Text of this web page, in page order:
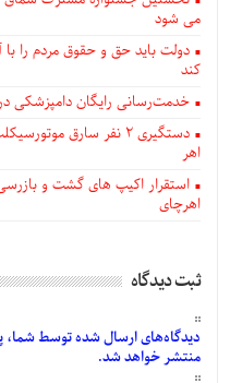
می شود
دولت باید حق و حقوق مردم را با
کند
خدمت‌رسانی رایگان دامپزشکی
دستگيری ۲ نفر سارق
اهر
استقرار اکیپ های گشت و
اهرچای
ثبت دیدگاه
دیدگاه‌هایارسالشدهتوسط
منتشر خواهد شد.